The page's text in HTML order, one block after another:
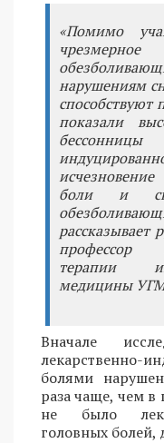
«Помимо
нарушениям
показали
боли и
рассказывает
профессор
терапии
медицины
Вначале
лекарственно-
болями
раза чаще, чем в
не было
головных болей,